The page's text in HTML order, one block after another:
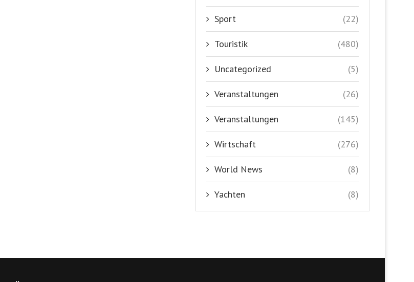
Sport (22)
Touristik (480)
Uncategorized (5)
Veranstaltungen (26)
Veranstaltungen (145)
Wirtschaft (276)
World News (8)
Yachten (8)